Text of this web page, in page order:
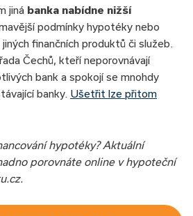
jiná banka nabídne nižší
podmínky hypotéky nebo
finančních produktů či služeb.
Čechů, kteří neporovnávají
bank a spokojí se mnohdy
banky. Ušetřit lze přitom
hypotéky? Aktuální
porovnáte online v hypoteční